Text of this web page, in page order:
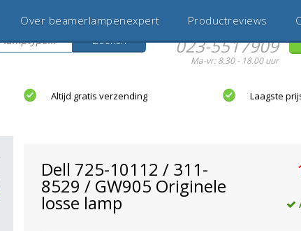
Zoeken
Hulp nodig?
023-5517909
Ma-vr: 8.30 - 18.00 uur
Over beamerlampenexpert Productreviews
Altijd gratis verzending Laagste
Dell 725-10112 / 311-
8529 / GW905 Originele
losse lamp